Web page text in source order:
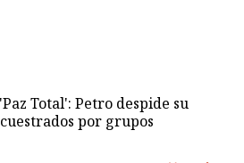
Total': Petro despide su
por grupos